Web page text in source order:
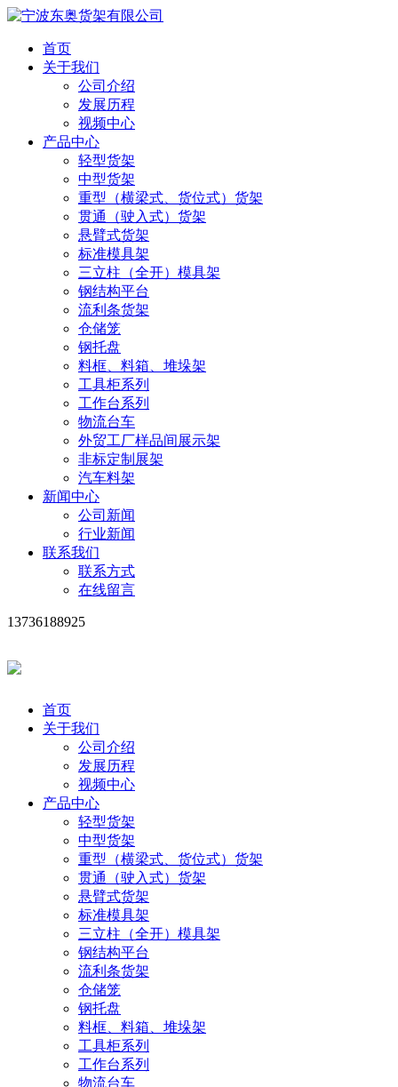
首页
关于我们
公司介绍
发展历程
视频中心
产品中心
轻型货架
中型货架
重型（横梁式、货位式）货架
贯通（驶入式）货架
悬臂式货架
标准模具架
三立柱（全开）模具架
钢结构平台
流利条货架
仓储笼
钢托盘
料框、料箱、堆垛架
工具柜系列
工作台系列
物流台车
外贸工厂样品间展示架
非标定制展架
汽车料架
新闻中心
公司新闻
行业新闻
联系我们
联系方式
在线留言
13736188925
首页
关于我们
公司介绍
发展历程
视频中心
产品中心
轻型货架
中型货架
重型（横梁式、货位式）货架
贯通（驶入式）货架
悬臂式货架
标准模具架
三立柱（全开）模具架
钢结构平台
流利条货架
仓储笼
钢托盘
料框、料箱、堆垛架
工具柜系列
工作台系列
物流台车